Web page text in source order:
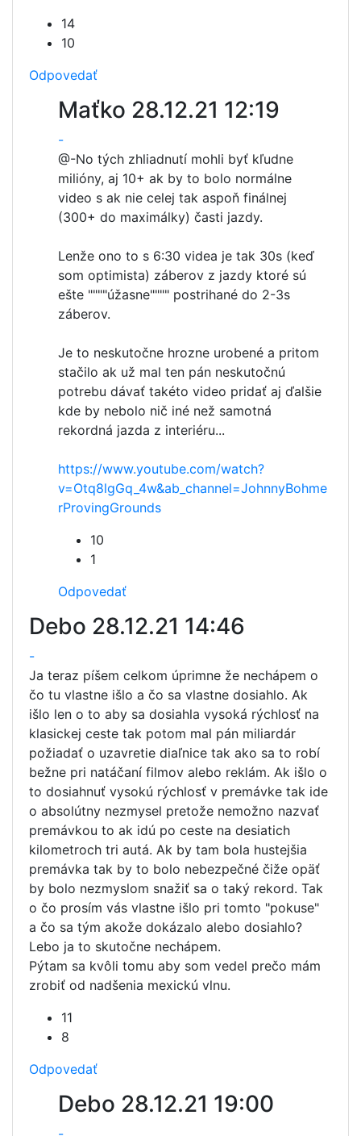
14
10
Odpovedať
Maťko 28.12.21 12:19
-
@-No tých zhliadnutí mohli byť kľudne
milióny, aj 10+ ak by to bolo normálne
video s ak nie celej tak aspoň finálnej
(300+ do maximálky) časti jazdy.
Lenže ono to s 6:30 videa je tak 30s (keď
som optimista) záberov z jazdy ktoré sú
ešte """"úžasne"""" postrihané do 2-3s
záberov.
Je to neskutočne hrozne urobené a pritom
stačilo ak už mal ten pán neskutočnú
potrebu dávať takéto video pridať aj ďalšie
kde by nebolo nič iné než samotná
rekordná jazda z interiéru...
https://www.youtube.com/watch?
v=Otq8lgGq_4w&ab_channel=JohnnyBohme
rProvingGrounds
10
1
Odpovedať
Debo 28.12.21 14:46
-
Ja teraz píšem celkom úprimne že nechápem o
čo tu vlastne išlo a čo sa vlastne dosiahlo. Ak
išlo len o to aby sa dosiahla vysoká rýchlosť na
klasickej ceste tak potom mal pán miliardár
požiadať o uzavretie diaľnice tak ako sa to robí
bežne pri natáčaní filmov alebo reklám. Ak išlo o
to dosiahnuť vysokú rýchlosť v premávke tak ide
o absolútny nezmysel pretože nemožno nazvať
premávkou to ak idú po ceste na desiatich
kilometroch tri autá. Ak by tam bola hustejšia
premávka tak by to bolo nebezpečné čiže opäť
by bolo nezmyslom snažiť sa o taký rekord. Tak
o čo prosím vás vlastne išlo pri tomto "pokuse"
a čo sa tým akože dokázalo alebo dosiahlo?
Lebo ja to skutočne nechápem.
Pýtam sa kvôli tomu aby som vedel prečo mám
zrobiť od nadšenia mexickú vlnu.
11
8
Odpovedať
Debo 28.12.21 19:00